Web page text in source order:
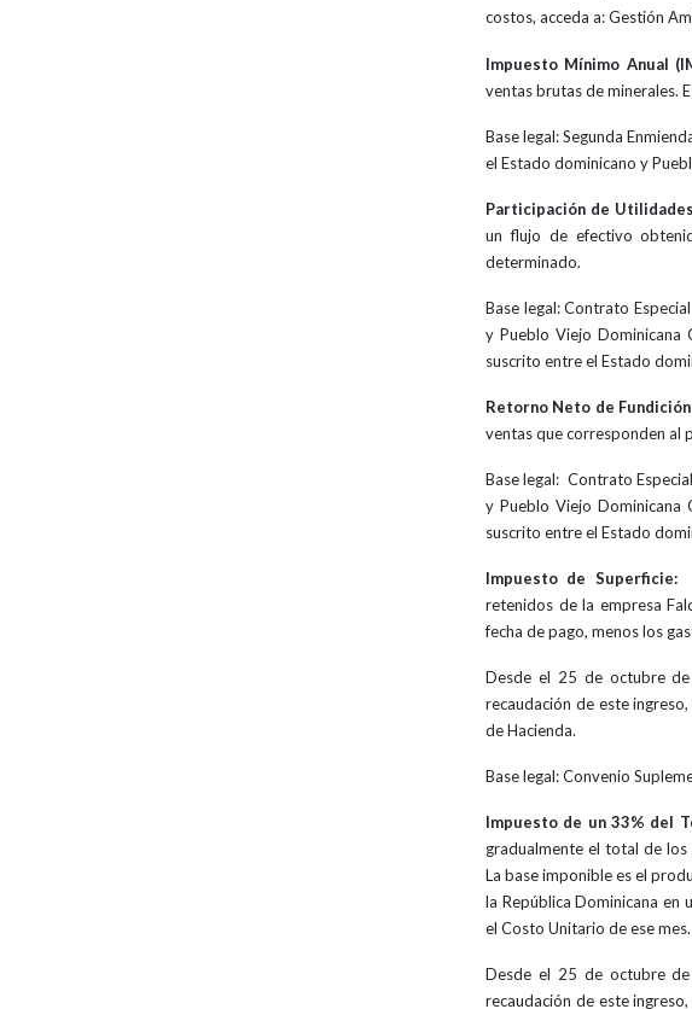
costos, acceda a: Gestión
Impuesto Mínimo Anual
ventas brutas de minerales.
Base legal: Segunda
el Estado dominicano y
Participación de
un flujo de efectivo
determinado.
Base legal: Contrato
y Pueblo Viejo
suscrito entre el Estado
Retorno Neto de Fundición
ventas que corresponden al
Base legal: Contrato
y Pueblo Viejo
suscrito entre el Estado
Impuesto de Superficie:
retenidos de la empresa
fecha de pago, menos los
Desde el 25 de octubre
recaudación de este
de Hacienda.
Base legal: Convenio
Impuesto de un 33% del
gradualmente el total de los
La base imponible es el
la República Dominicana en
el Costo Unitario de ese
Desde el 25 de octubre
recaudación de este